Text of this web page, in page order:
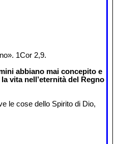
1Cor 2,9.
abbiano mai concepito e
vita nell’eternità del Regno
le cose dello Spirito di Dio,